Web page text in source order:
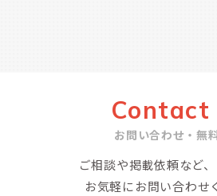
Contact
お問い合わせ・無
ご相談や掲載依頼など
お気軽にお問い合わせ